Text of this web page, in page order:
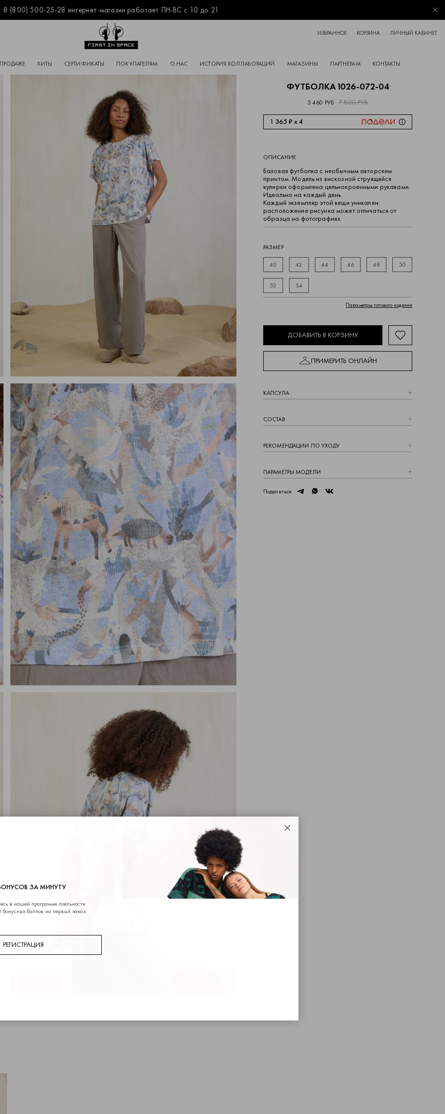
8 (800) 500-25-28 интернет-магазин работает ПН-ВС с 10 до 21
Перейти на главную
ИЗБРАННОЕ КОРЗИНА ЛИЧНЫЙ КАБИНЕТ
ХИТЫ СЕРТИФИКАТЫ ПОКУПАТЕЛЯМ О НАС ИСТОРИЯ КОЛЛАБОРАЦИЙ МАГАЗИНЫ ПАРТНЕРАМ КОНТАКТЫ
Закрыть
ЗА МИНУТУ
в нашей программе лояльности
баллов на первый заказ.
РЕГИСТРАЦИЯ
ФУТБОЛКА 1026-072-04
5 460 РУБ 7 800 РУБ
1 365 ₽ x 4
ОПИСАНИЕ
Базовая футболка с необычным авторским
принтом. Модель из вискозной струящейся
кулирки оформлена цельнокроенными рукавами.
Идеально на каждый день.
Каждый экземпляр этой вещи уникален:
расположение рисунка может отличаться от
образца на фотографиях.
РАЗМЕР
40 42 44 46 48 50
52 54
Параметры готового изделия
ДОБАВИТЬ В КОРЗИНУ
ПРИМЕРИТЬ ОНЛАЙН
КАПCУЛА
СОСТАВ
РЕКОМЕНДАЦИИ ПО УХОДУ
ПАРАМЕТРЫ МОДЕЛИ
Поделиться telegramwhatsapp
vk